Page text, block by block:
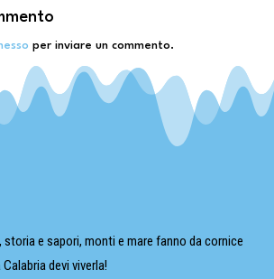
per inviare un commento.
storia e sapori, monti e mare fanno da cornice
devi viverla!